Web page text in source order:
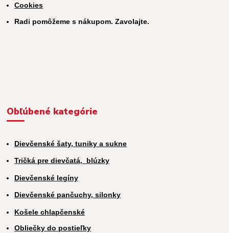
Cookies
Radi pomôžeme s nákupom. Zavolajte.
Obľúbené kategórie
Dievčenské šaty, tuniky a sukne
Tričká pre dievčatá, blúzky
Dievčenské legíny
Dievčenské pančuchy, silonky
Košele chlapčenské
Obliečky do postieľky